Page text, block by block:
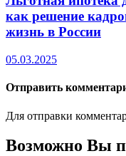
как решение
жизнь в России
05.03.2025
Отправить
Для отправки
Возможно Вы